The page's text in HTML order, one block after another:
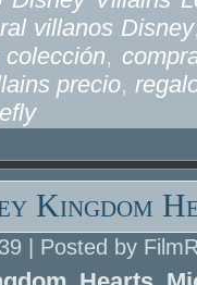
villanos Disney
,
precio,
Kingdom
| Posted by